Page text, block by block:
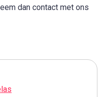
dan contact met ons